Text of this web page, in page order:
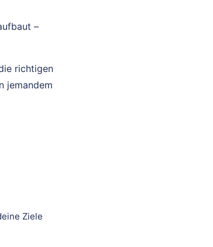
–
richtigen
jemandem
Ziele